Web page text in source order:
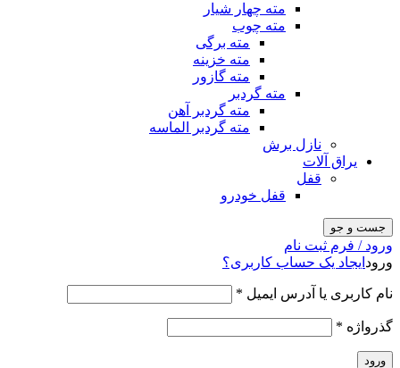
مته چهار شیار
مته چوب
مته برگی
مته خزینه
مته گازور
مته گردبر
مته گردبر آهن
مته گردبر الماسه
نازل برش
یراق آلات
قفل
قفل خودرو
جست و جو
ورود / فرم ثبت نام
ورود ایجاد یک حساب کاربری؟
نام کاربری یا آدرس ایمیل *
گذرواژه *
ورود